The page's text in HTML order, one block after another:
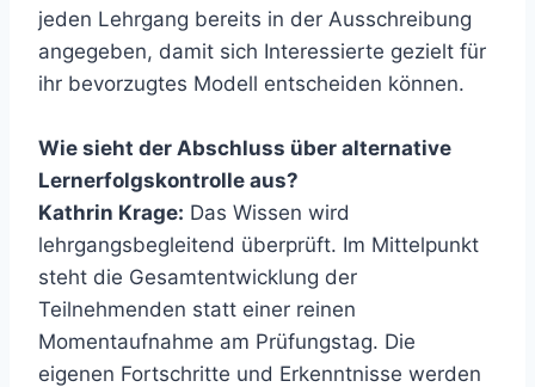
jeden Lehrgang bereits in der Ausschreibung
angegeben, damit sich Interessierte gezielt für
ihr bevorzugtes Modell entscheiden können.
Wie sieht der Abschluss über alternative
Lernerfolgskontrolle aus?
Kathrin Krage: Das Wissen wird
lehrgangsbegleitend überprüft. Im Mittelpunkt
steht die Gesamtentwicklung der
Teilnehmenden statt einer reinen
Momentaufnahme am Prüfungstag. Die
eigenen Fortschritte und Erkenntnisse werden